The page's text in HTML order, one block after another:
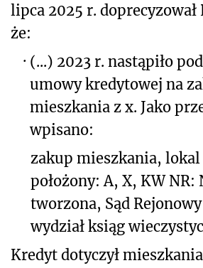
lipca 2025 r. doprecyzował
że:
· (...) 2023 r. nastąpiło
umowy kredytowej na
mieszkania z x. Jako
wpisano:
zakup mieszkania,
położony: A, X, KW NR:
tworzona, Sąd
wydział ksiąg
Kredyt dotyczył